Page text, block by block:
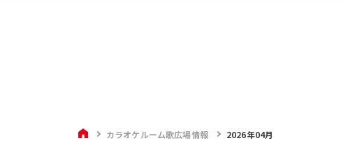
HOMEカラオケルーム歌広場情報 2026年04月